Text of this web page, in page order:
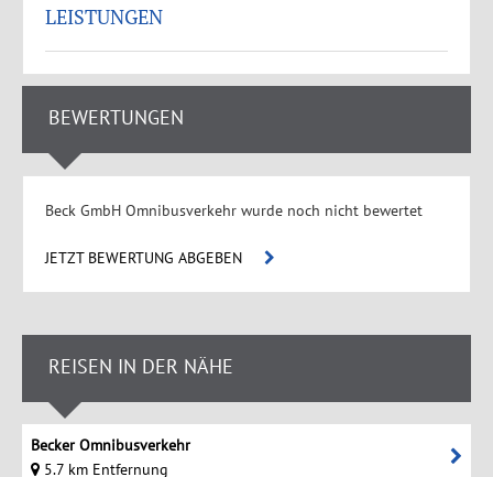
LEISTUNGEN
BEWERTUNGEN
Beck GmbH Omnibusverkehr wurde noch nicht bewertet
JETZT BEWERTUNG ABGEBEN
REISEN IN DER NÄHE
Becker Omnibusverkehr
5.7 km Entfernung